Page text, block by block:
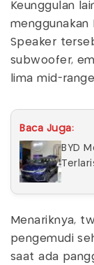
Keunggulan
menggunakan
Speaker
subwoofer,
lima mid-
Baca Juga:
BYD
Menariknya,
pengemudi
saat ada